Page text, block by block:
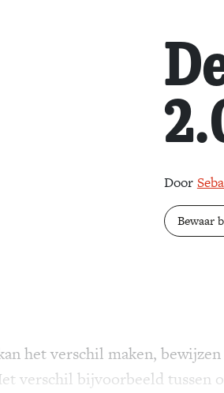
Door
Bewaar
het verschil maken,
verschil bijvoorbeeld tussen